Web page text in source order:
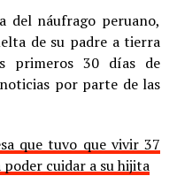
del náufrago peruano,
de su padre a tierra
primeros 30 días de
por parte de las
que tuvo que vivir 37
cuidar a su hijita